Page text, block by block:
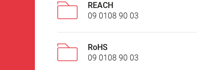
REACH
09 0108 90 03
RoHS
09 0108 90 03